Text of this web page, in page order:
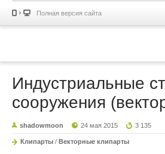
Полная версия сайта
Индустриальные
сооружения
shadowmoon 24 мая 2015 3 135
Клипарты / Векторные клипарты